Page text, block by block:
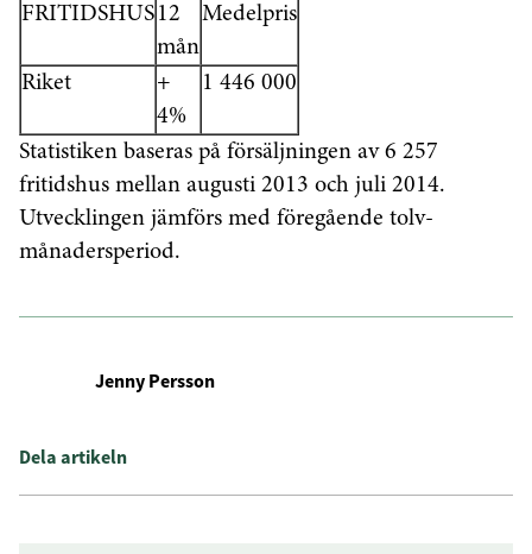
FRITIDSHUS 12
mån
Medelpris
Riket
+
4%
1 446 000
Statistiken baseras på försäljningen av 6 257
fritidshus mellan augusti 2013 och juli 2014.
Utvecklingen jämförs med föregående tolv-
månadersperiod.
Jenny Persson
Dela artikeln